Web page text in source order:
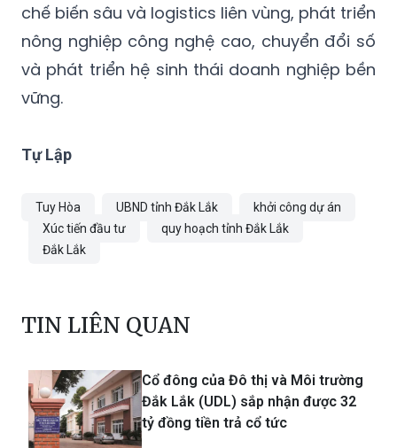
chế biến sâu và logistics liên vùng, phát triển
nông nghiệp công nghệ cao, chuyển đổi số
và phát triển hệ sinh thái doanh nghiệp bền
vững.
Tự Lập
Tuy Hòa UBND tỉnh Đắk Lắk
khởi công dự án
Xúc tiến đầu tư
quy hoạch tỉnh Đắk Lắk
Đắk Lắk
TIN LIÊN QUAN
Cổ đông của Đô thị và Môi trường
Đắk Lắk (UDL) sắp nhận được 32
tỷ đồng tiền trả cổ tức